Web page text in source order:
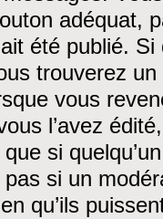
adéquat,
été publié. Si
trouverez
vous
l’avez
que si
pas si un
qu’ils